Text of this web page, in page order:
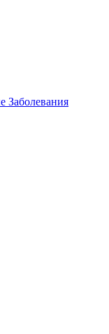
Заболевания